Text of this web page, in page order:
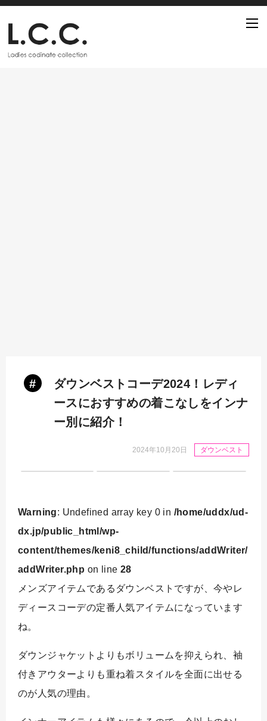
#
ダウンベストコーデ2024！レディ
ースにおすすめの着こなしをインナ
ー別に紹介！
2024年10月20日 ダウンベスト
Warning: Undefined array key 0 in /home/uddx/ud-
dx.jp/public_html/wp-
content/themes/keni8_child/functions/addWriter/
addWriter.php on line 28
メンズアイテムであるダウンベストですが、今やレ
ディースコーデの定番人気アイテムになっています
ね。
ダウンジャケットよりもボリュームを抑えられ、袖
付きアウターよりも重ね着スタイルを全面に出せる
のが人気の理由。